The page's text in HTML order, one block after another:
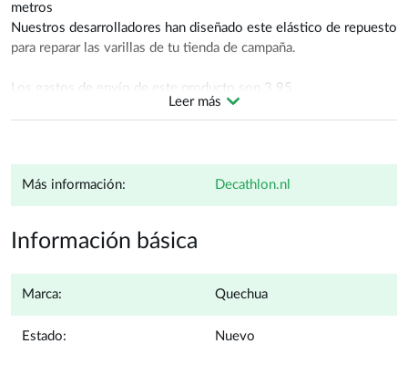
metros
Nuestros desarrolladores han diseñado este elástico de repuesto
para reparar las varillas de tu tienda de campaña.
Los gastos de envío de este producto son 3.95
Piezas, reparación, mantenimiento
Leer más
Más información: decathlon.nl
Información básica
Marca: Quechua
Estado: Nuevo